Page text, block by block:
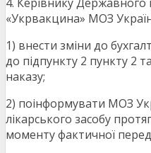
4. Керівнику
«Укрвакцина» МОЗ
1) внести зміни до
до підпункту 2 пункту 2
наказу;
2) поінформувати МОЗ
лікарського засобу
моменту фактичної